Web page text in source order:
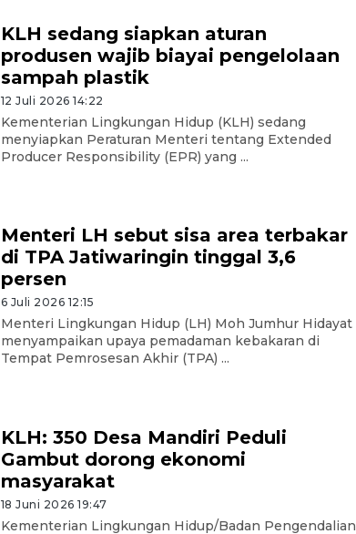
KLH sedang siapkan aturan
produsen wajib biayai pengelolaan
sampah plastik
12 Juli 2026 14:22
Kementerian Lingkungan Hidup (KLH) sedang
menyiapkan Peraturan Menteri tentang Extended
Producer Responsibility (EPR) yang ...
Menteri LH sebut sisa area terbakar
di TPA Jatiwaringin tinggal 3,6
persen
6 Juli 2026 12:15
Menteri Lingkungan Hidup (LH) Moh Jumhur Hidayat
menyampaikan upaya pemadaman kebakaran di
Tempat Pemrosesan Akhir (TPA) ...
KLH: 350 Desa Mandiri Peduli
Gambut dorong ekonomi
masyarakat
18 Juni 2026 19:47
Kementerian Lingkungan Hidup/Badan Pengendalian